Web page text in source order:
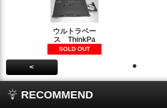
ウルトラベー
ス ThinkPa
SOLD OUT
<
RECOMMEND